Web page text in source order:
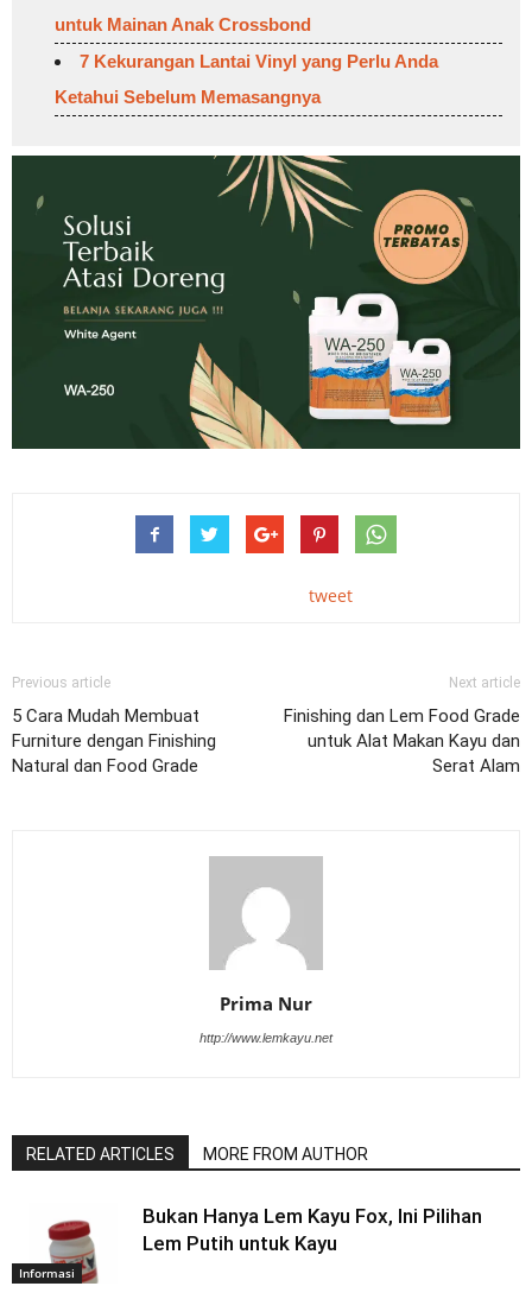
untuk Mainan Anak Crossbond
7 Kekurangan Lantai Vinyl yang Perlu Anda
Ketahui Sebelum Memasangnya
tweet
Previous article
5 Cara Mudah Membuat
Furniture dengan Finishing
Natural dan Food Grade
Next article
Finishing dan Lem Food Grade
untuk Alat Makan Kayu dan
Serat Alam
Prima Nur
http://www.lemkayu.net
RELATED ARTICLES MORE FROM AUTHOR
Informasi
Bukan Hanya Lem Kayu Fox, Ini Pilihan
Lem Putih untuk Kayu